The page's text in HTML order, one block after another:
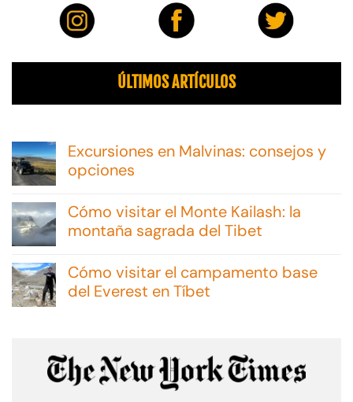
ÚLTIMOS ARTÍCULOS
Excursiones en Malvinas: consejos y
opciones
hay
comentarios
en
Excursiones
Malvinas:
consejos
y
opciones
Cómo visitar el Monte Kailash: la
montaña sagrada del Tibet
hay
comentarios
en
Cómo
la
montaña
sagrada
Cómo visitar el campamento base
del Everest en Tíbet
Cómo
visitar
el